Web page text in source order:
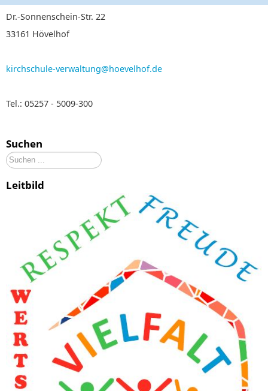
Dr.-Sonnenschein-Str. 22
33161 Hövelhof
kirchschule-verwaltung@hoevelhof.de
Tel.: 05257 - 5009-300
Suchen
Suchen
...
Leitbild